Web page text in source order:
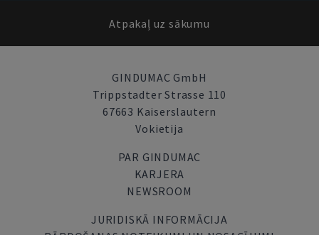
Atpakaļ uz sākumu
GINDUMAC GmbH
Trippstadter Strasse 110
67663 Kaiserslautern
Vokietija
PAR GINDUMAC
KARJERA
NEWSROOM
JURIDISKĀ INFORMĀCIJA